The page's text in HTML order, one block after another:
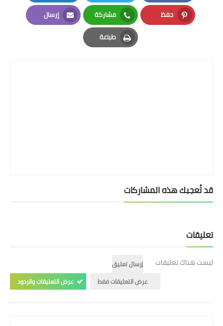
Facebook
Twitter
LinkedIn
حفظ
Pinterest
مشاركة
Whatsapp
إرسال
Email
طباعة
Print
قد تُعجبك هذه المشاركات
تعليقات
ليست هناك تعليقات
إرسال تعليق
عرض التعليقات فقط
عرض التعليقات والردود